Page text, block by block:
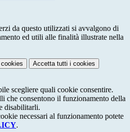
da questo utilizzati si avvalgono di
ed utili alle finalità illustrate nella
Accetta tutti i cookies
scegliere quali cookie consentire.
che consentono il funzionamento della
disabilitarli.
necessari al funzionamento potete
.